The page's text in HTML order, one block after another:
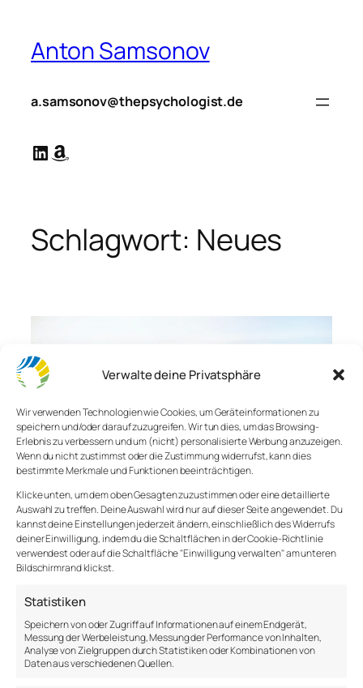
Verwalte deine Privatsphäre
Wir verwenden Technologien wie Cookies, um Geräteinformationen zu
speichern und/oder darauf zuzugreifen. Wir tun dies, um das Browsing-
Erlebnis zu verbessern und um (nicht) personalisierte Werbung anzuzeigen.
Wenn du nicht zustimmst oder die Zustimmung widerrufst, kann dies
bestimmte Merkmale und Funktionen beeinträchtigen.
Klicke unten, um dem oben Gesagten zuzustimmen oder eine detaillierte
Auswahl zu treffen. Deine Auswahl wird nur auf dieser Seite angewendet. Du
kannst deine Einstellungen jederzeit ändern, einschließlich des Widerrufs
deiner Einwilligung, indem du die Schaltflächen in der Cookie-Richtlinie
verwendest oder auf die Schaltfläche "Einwilligung verwalten" am unteren
Bildschirmrand klickst.
Statistiken
Speichern von oder Zugriff auf Informationen auf einem Endgerät,
Messung der Werbeleistung, Messung der Performance von Inhalten,
Analyse von Zielgruppen durch Statistiken oder Kombinationen von
Daten aus verschiedenen Quellen.
springen
Anton Samsonov
a.samsonov@thepsychologist.de
LinkedIn
Amazon
Schlagwort: Neues
Lust zu lernen
Wann hast du dich das letzte Mal auf eine
Entdeckungsreise gemacht? Wie lange ist es her,
dass der Entdecker in dir wach war? Wann hast du
das letzte Mal etwas Neues ausprobiert? Der Alltag,